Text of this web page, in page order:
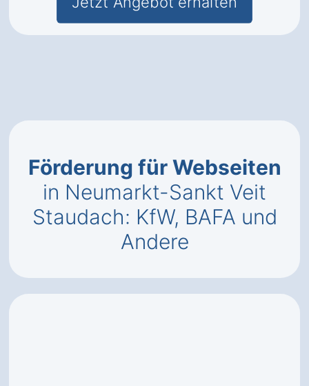
Förderung für Webseiten
in Neumarkt-Sankt Veit
Staudach: KfW, BAFA und
Andere